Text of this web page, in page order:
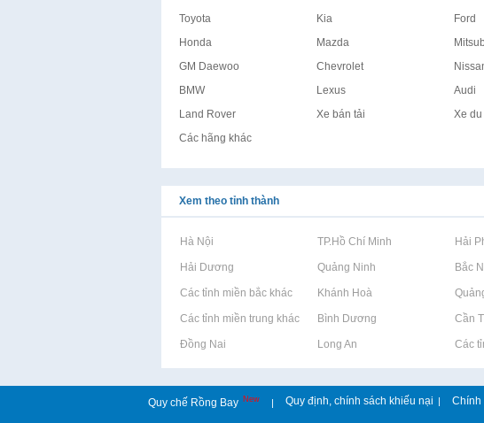
Toyota Kia Ford
Honda
Mazda
GM Daewoo
Chevrolet
BMW
Lexus Audi
Land Rover
Xe bán tải Xe
Các hãng khác
Xem theo tỉnh thành
Rao vặt tại Hà Nội Rao vặt tại TP.Hồ Chí Minh Rao vặt tại Hải
Rao vặt tại Hải Dương Rao vặt tại Quảng Ninh Rao vặt tại Bắc
Rao vặt tại Các tỉnh miền bắc khácRao vặt tại Khánh Hoà Rao vặt tại
Rao vặt tại Các tỉnh miền trung khácRao vặt tại Bình Dương Rao vặt tại Cần
Rao vặt tại Đồng Nai Rao vặt tại Long An Rao vặt tại Các
Quy chế Rồng Bay New | Quy định, chính sách khiếu nại | Chính